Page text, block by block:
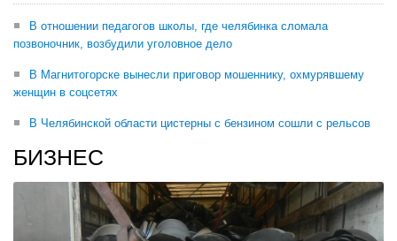
В отношении педагогов школы, где челябинка сломала
позвоночник, возбудили уголовное дело
В Магнитогорске вынесли приговор мошеннику, охмурявшему
женщин в соцсетях
В Челябинской области цистерны с бензином сошли с рельсов
БИЗНЕС